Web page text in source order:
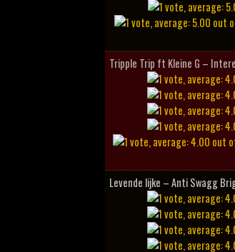
Tripple Trip ft Kleine G –
Levende lijke – Anti Swagg